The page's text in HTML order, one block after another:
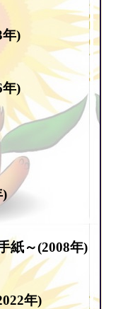
年)
年)
)
紙～(2008年)
年)